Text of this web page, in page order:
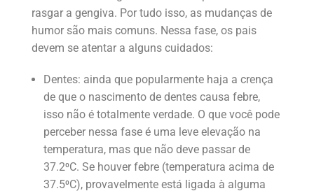
rasgar a gengiva. Por tudo isso, as mudanças de
humor são mais comuns. Nessa fase, os pais
devem se atentar a alguns cuidados:
Dentes: ainda que popularmente haja a crença
de que o nascimento de dentes causa febre,
isso não é totalmente verdade. O que você pode
perceber nessa fase é uma leve elevação na
temperatura, mas que não deve passar de
37.2⁰C. Se houver febre (temperatura acima de
37.5⁰C), provavelmente está ligada à alguma